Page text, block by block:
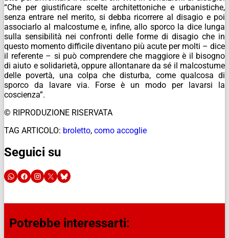
“Che per giustificare scelte architettoniche e urbanistiche,
senza entrare nel merito, si debba ricorrere al disagio e poi
associarlo al malcostume e, infine, allo sporco la dice lunga
sulla sensibilità nei confronti delle forme di disagio che in
questo momento difficile diventano più acute per molti – dice
il referente – si può comprendere che maggiore è il bisogno
di aiuto e solidarietà, oppure allontanare da sé il malcostume
delle povertà, una colpa che disturba, come qualcosa di
sporco da lavare via. Forse è un modo per lavarsi la
coscienza”.
© RIPRODUZIONE RISERVATA
TAG ARTICOLO: broletto, como accoglie
Seguici su
Potrebbe interessarti: